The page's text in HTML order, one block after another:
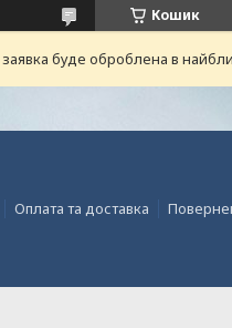
Кошик
заявка буде оброблена в
Оплата та доставка